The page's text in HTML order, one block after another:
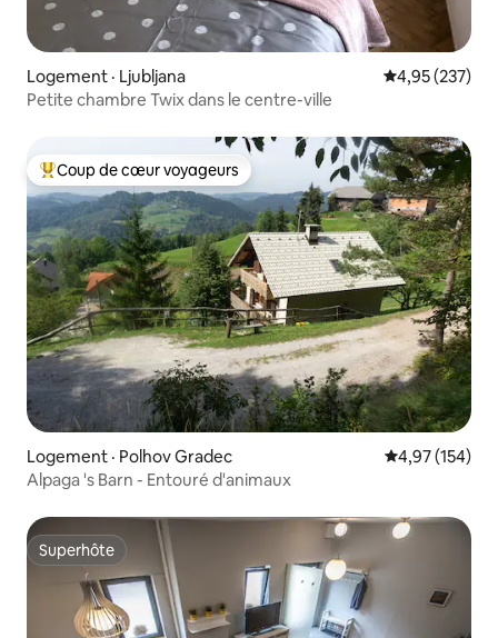
Logement · Ljubljana Note
4,95 (237)
Petite chambre Twix dans le centre-ville
Coup de cœur voyageurs parmi les plus aimés
Coup de cœur voyageurs
Logement · Polhov Gradec Note
4,97 (154)
Alpaga 's Barn - Entouré d'animaux
Superhôte
Superhôte